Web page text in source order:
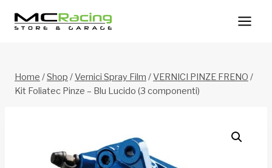
Home /Shop /Vernici Spray Film /VERNICI PINZE FRENO /
Kit Foliatec Pinze – Blu Lucido (3 componenti)